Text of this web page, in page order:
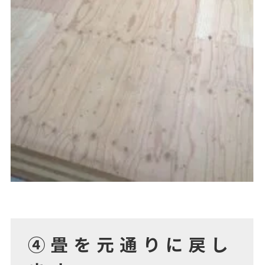
④畳を元通りに戻し